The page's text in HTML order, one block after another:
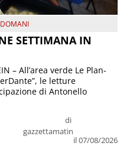
SETTIMANA IN
di
gazzettamatin
il 07/08/2026
– All’area verde Le Plan-
le letture
di Antonello